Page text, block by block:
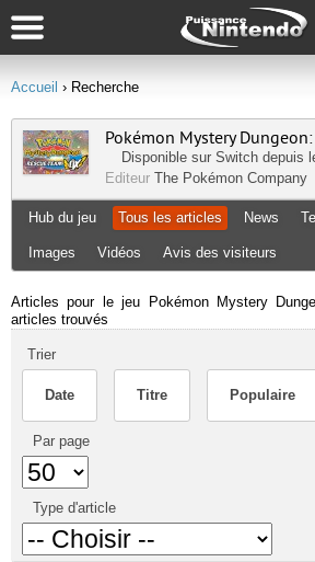
Accueil › Recherche
Pokémon Mystery Dungeon:
Disponible sur Switch depuis
Editeur The Pokémon Company
Hub du jeu Tous les articles News
Images Vidéos Avis des visiteurs
Articles pour le jeu Pokémon Mystery
articles trouvés
Trier
Date Titre Populaire
Par page
Type d'article